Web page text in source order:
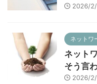
2026/
ネットワ
ネット
そう言
2026/